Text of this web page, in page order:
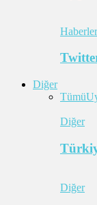
Haberler
Diğer
Tümü
Diğer
Diğer